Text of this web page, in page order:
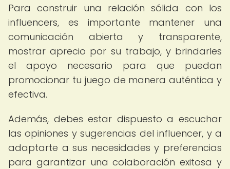
Para construir una relación sólida con los
influencers, es importante mantener una
comunicación abierta y transparente,
mostrar aprecio por su trabajo, y brindarles
el apoyo necesario para que puedan
promocionar tu juego de manera auténtica y
efectiva.
Además, debes estar dispuesto a escuchar
las opiniones y sugerencias del influencer, y a
adaptarte a sus necesidades y preferencias
para garantizar una colaboración exitosa y